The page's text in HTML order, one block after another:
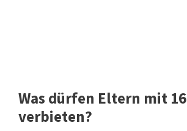
Was dürfen Eltern mit 16
verbieten?